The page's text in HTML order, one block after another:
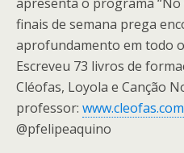
finais de semana prega
aprofundamento em todo
Escreveu 73 livros de
Cléofas, Loyola e Canção
professor:
@pfelipeaquino